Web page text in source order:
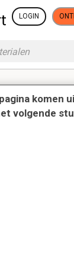
LOGIN
komen
volgende